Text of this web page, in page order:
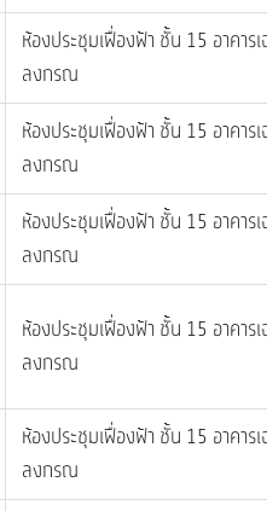
ห้องประชุมเฟื่องฟ้า ชั้น 15 อาคาร
ลงกรณ
ห้องประชุมเฟื่องฟ้า ชั้น 15 อาคาร
ลงกรณ
ห้องประชุมเฟื่องฟ้า ชั้น 15 อาคาร
ลงกรณ
ห้องประชุมเฟื่องฟ้า ชั้น 15 อาคาร
ลงกรณ
ห้องประชุมเฟื่องฟ้า ชั้น 15 อาคาร
ลงกรณ